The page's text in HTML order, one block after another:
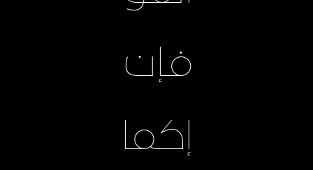
فإن
إكمال